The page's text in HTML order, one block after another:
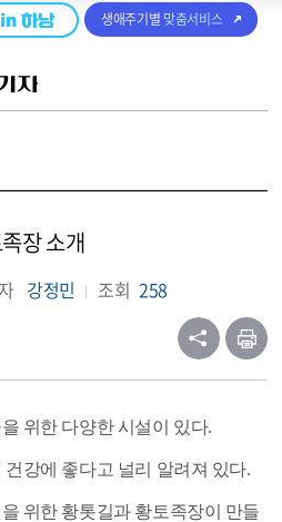
생애주기별 맞춤서비스
자
장 소개
강정민 조회 258
위한 다양한 시설이 있다.
강에 좋다고 널리 알려져 있다.
위한 황톳길과 황토족장이 만들